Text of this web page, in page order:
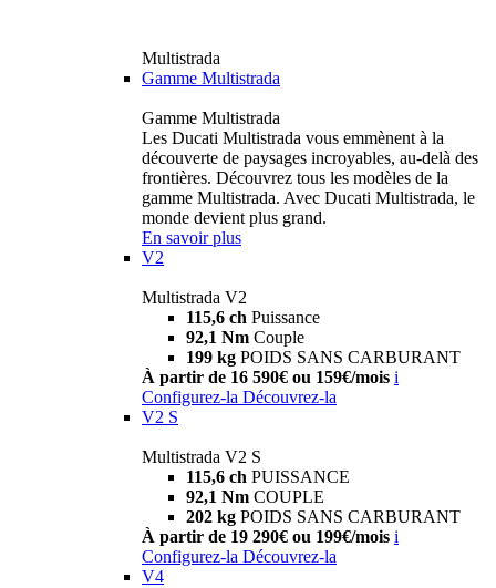
Multistrada
Gamme Multistrada
Gamme Multistrada
Les Ducati Multistrada vous emmènent à la
découverte de paysages incroyables, au-delà des
frontières. Découvrez tous les modèles de la
gamme Multistrada. Avec Ducati Multistrada, le
monde devient plus grand.
En savoir plus
V2
Multistrada V2
115,6 ch Puissance
92,1 Nm Couple
199 kg POIDS SANS CARBURANT
À partir de 16 590€ ou 159€/mois i
Configurez-la Découvrez-la
V2 S
Multistrada V2 S
115,6 ch PUISSANCE
92,1 Nm COUPLE
202 kg POIDS SANS CARBURANT
À partir de 19 290€ ou 199€/mois i
Configurez-la Découvrez-la
V4